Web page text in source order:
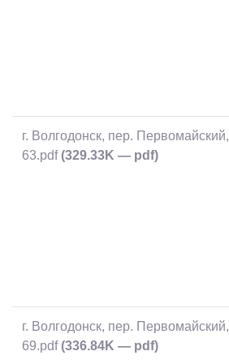
г. Волгодонск, пер. Первомайский,
63.pdf (329.33K — pdf)
г. Волгодонск, пер. Первомайский,
69.pdf (336.84K — pdf)